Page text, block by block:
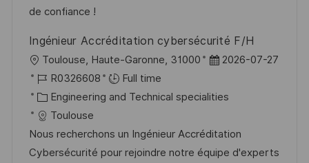
de confiance !
Ingénieur Accréditation cybersécurité F/H
L
o
c
a
t
i
Toulouse, Haute-Garonne, 31000
P
s
e
d
2026-07-27
J
o
b
I
d
R0326608
Full time
C
a
t
e
Engineering and Technical specialities
Toulouse
Nous recherchons un Ingénieur Accréditation
Cybersécurité pour rejoindre notre équipe d'experts